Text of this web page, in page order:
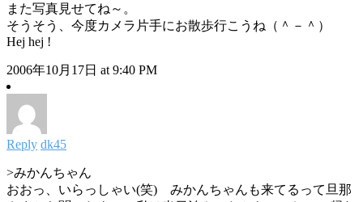
また写真見せてね～。
そうそう、今度カメラ片手にお散歩行こうね（＾－＾）
Hej hej !
2006年10月17日 at 9:40 PM
Reply dk45
>みかんちゃん
おおっ、いらっしゃい(笑) みかんちゃんも来てるって旦那